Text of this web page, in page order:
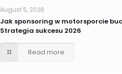
August 5, 2026
Jak sponsoring w motorsporcie
Strategia sukcesu 2026
Read more